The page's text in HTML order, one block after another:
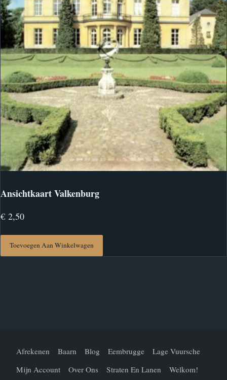
Ansichtkaart Valkenburg
€ 2,50
Toevoegen Aan Winkelwagen
Afrekenen Baarn Blog Eembrugge
Lage Vuursche
Mijn Account
Over Ons Straten En Lanen Welkom!